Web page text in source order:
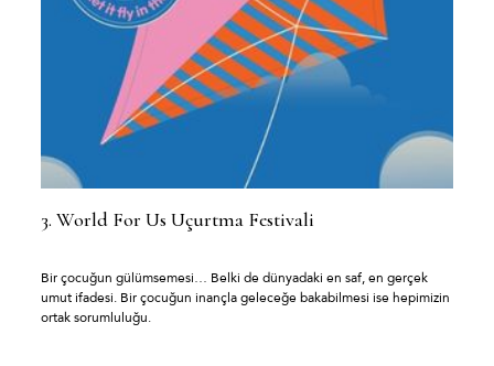
3.⁠ ⁠World For Us Uçurtma Festivali
Bir çocuğun gülümsemesi… Belki de dünyadaki en saf, en gerçek
umut ifadesi. Bir çocuğun inançla geleceğe bakabilmesi ise hepimizin
ortak sorumluluğu.